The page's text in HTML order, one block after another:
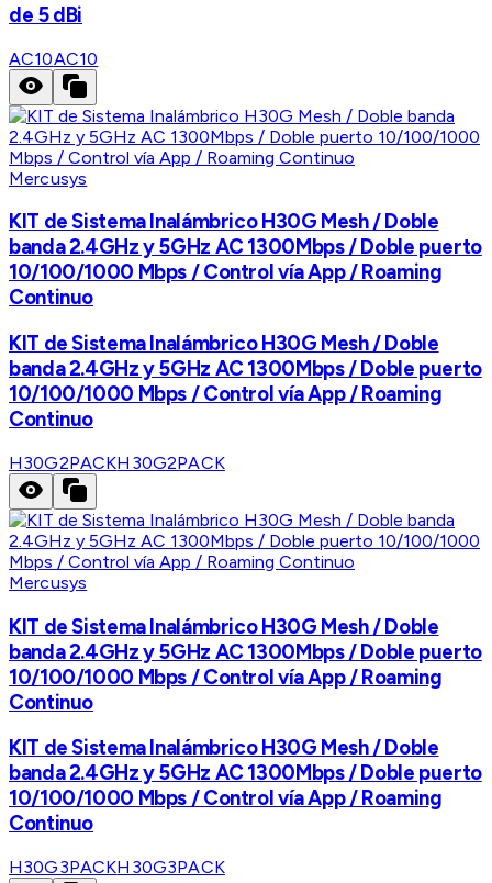
de 5 dBi
AC10AC10
Mercusys
KIT de Sistema Inalámbrico H30G Mesh / Doble
banda 2.4GHz y 5GHz AC 1300Mbps / Doble puerto
10/100/1000 Mbps / Control vía App / Roaming
Continuo
KIT de Sistema Inalámbrico H30G Mesh / Doble
banda 2.4GHz y 5GHz AC 1300Mbps / Doble puerto
10/100/1000 Mbps / Control vía App / Roaming
Continuo
H30G2PACKH30G2PACK
Mercusys
KIT de Sistema Inalámbrico H30G Mesh / Doble
banda 2.4GHz y 5GHz AC 1300Mbps / Doble puerto
10/100/1000 Mbps / Control vía App / Roaming
Continuo
KIT de Sistema Inalámbrico H30G Mesh / Doble
banda 2.4GHz y 5GHz AC 1300Mbps / Doble puerto
10/100/1000 Mbps / Control vía App / Roaming
Continuo
H30G3PACKH30G3PACK